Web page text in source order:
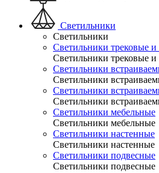
Светильники
Светильники
Светильники трековые
Светильники трековые
Светильники
Светильники
Светильники
Светильники
Светильники мебельные
Светильники мебельные
Светильники настенные
Светильники настенные
Светильники подвесные
Светильники подвесные